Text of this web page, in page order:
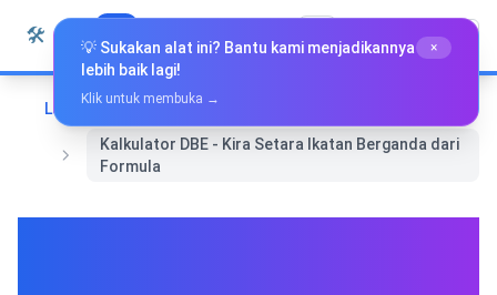
Langkau ke kandungan
🛠️ Whiz Tools Bahasa Melayu
Laman Utama
Alat Khas
Kalkulator DBE - Kira Setara Ikatan Berganda dari
Formula
💡 Sukakan alat ini? Bantu kami menjadikannya
lebih baik lagi!
×
Klik untuk membuka →